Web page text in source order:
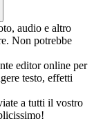
audio e altro
Non potrebbe
editor online per
testo, effetti
a tutti il vostro